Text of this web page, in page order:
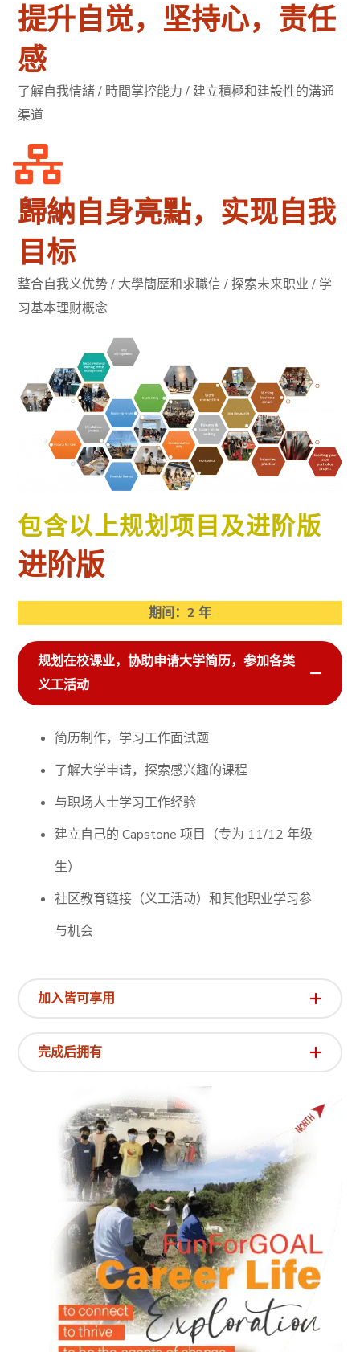
提升自觉，坚持心，责任
感
了解自我情緒 / 時間掌控能力 / 建立積極和建設性的溝通
渠道
歸納自身亮點，实现自我
目标
整合自我义优势 / 大學簡歷和求職信 / 探索未来职业 / 学
习基本理财概念
包含以上规划项目及进阶版
进阶版
期间：2 年
规划在校课业，协助申请大学简历，参加各类
义工活动
简历制作，学习工作面试题
了解大学申请，探索感兴趣的课程
与职场人士学习工作经验
建立自己的 Capstone 项目（专为 11/12 年级
生）
社区教育链接（义工活动）和其他职业学习参
与机会
加入皆可享用
完成后拥有